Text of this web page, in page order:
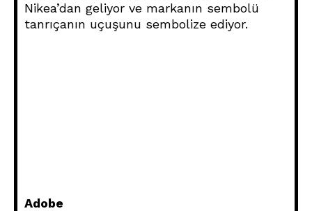
Nikea’dan geliyor ve markanın sembolü
tanrıçanın uçuşunu sembolize ediyor.
Adobe